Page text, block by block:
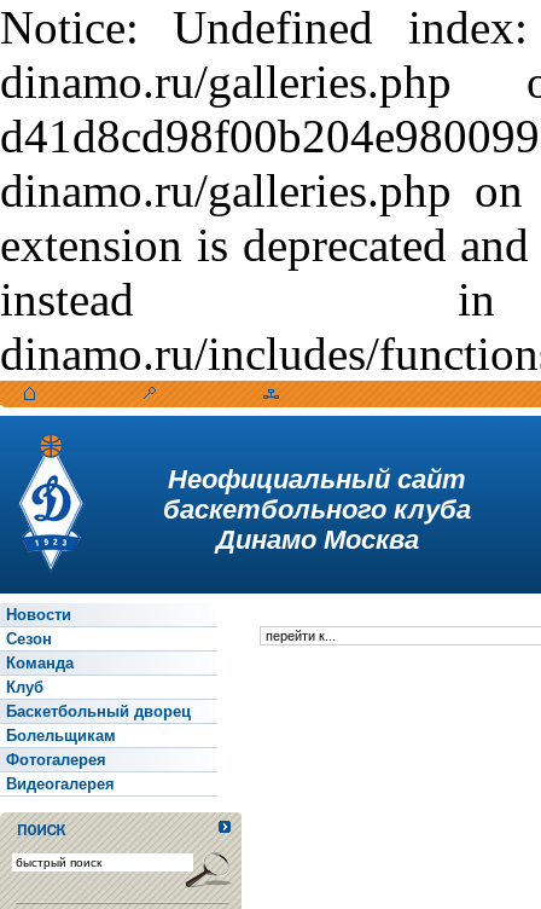
Notice: Undefined
dinamo.ru/
dinamo.ru/galleries.php
extension is deprecated
instead in /var/
dinamo.ru/includes/
Неофициальный сайт
баскетбольного клуба
Динамо Москва
Новости
Сезон
Команда
Клуб
Баскетбольный дворец
Болельщикам
Фотогалерея
Видеогалерея